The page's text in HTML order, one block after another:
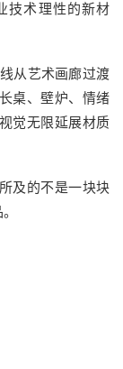
技术理性的新材
从艺术画廊过渡
桌、壁炉、情绪
视觉无限延展材质
及的不是一块块